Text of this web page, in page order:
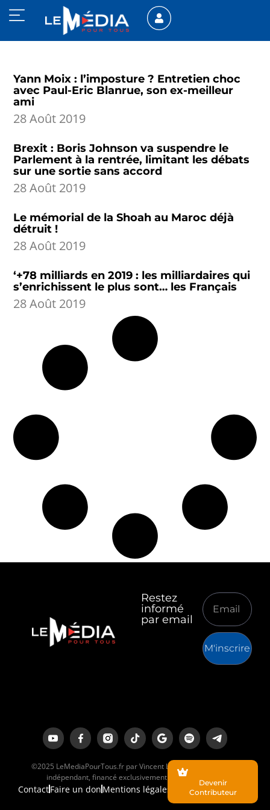
Yann Moix : l’imposture ? Entretien choc
avec Paul-Eric Blanrue, son ex-meilleur
ami
28 Août 2019
Brexit : Boris Johnson va suspendre le
Parlement à la rentrée, limitant les débats
sur une sortie sans accord
28 Août 2019
Le mémorial de la Shoah au Maroc déjà
détruit !
28 Août 2019
‘+78 milliards en 2019 : les milliardaires qui
s’enrichissent le plus sont… les Français
28 Août 2019
Restez
informé
par email
M'inscrire
©2025 LeMediaPourTous.fr par Vincent Lapierre est un média
indépendant, financé exclusivement par ses lecteurs.
ContactFaire un don Mentions légales
Devenir
Contributeur